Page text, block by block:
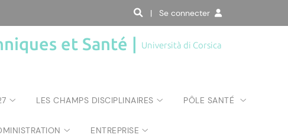
| Se connecter
et Santé | Università di Corsica
LES CHAMPS DISCIPLINAIRES PÔLE SANTÉ
ENTREPRISE